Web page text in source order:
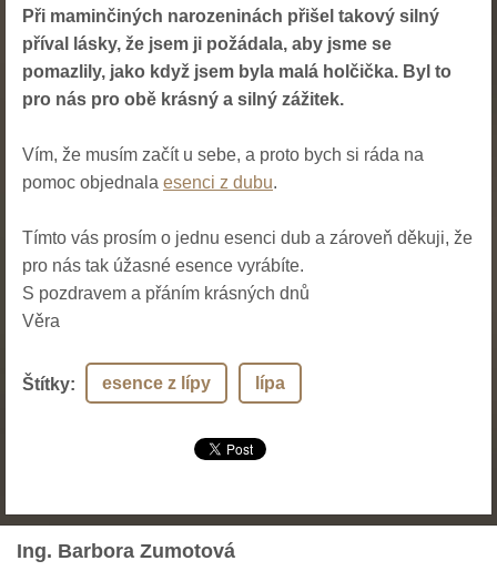
Při maminčiných narozeninách přišel takový silný
příval lásky, že jsem ji požádala, aby jsme se
pomazlily, jako když jsem byla malá holčička. Byl to
pro nás pro obě krásný a silný zážitek.
Vím, že musím začít u sebe, a proto bych si ráda na
pomoc objednala esenci z dubu.
Tímto vás prosím o jednu esenci dub a zároveň děkuji, že
pro nás tak úžasné esence vyrábíte.
S pozdravem a přáním krásných dnů
Věra
Štítky: esence z lípy lípa
Ing. Barbora Zumotová